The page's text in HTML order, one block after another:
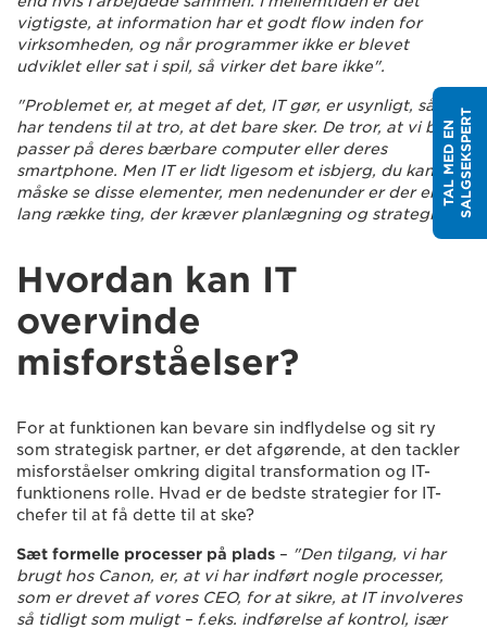
vigtigste, at information har et godt flow inden for
virksomheden, og når programmer ikke er blevet
udviklet eller sat i spil, så virker det bare ikke".
"Problemet er, at meget af det, IT gør, er usynligt, så folk
har tendens til at tro, at det bare sker. De tror, at vi bare
passer på deres bærbare computer eller deres
smartphone. Men IT er lidt ligesom et isbjerg, du kan
måske se disse elementer, men nedenunder er der en
lang række ting, der kræver planlægning og strategi".
Hvordan kan IT
overvinde
misforståelser?
For at funktionen kan bevare sin indflydelse og sit ry
som strategisk partner, er det afgørende, at den tackler
misforståelser omkring digital transformation og IT-
funktionens rolle. Hvad er de bedste strategier for IT-
chefer til at få dette til at ske?
Sæt formelle processer på plads – "Den tilgang, vi har
brugt hos Canon, er, at vi har indført nogle processer,
som er drevet af vores CEO, for at sikre, at IT involveres
så tidligt som muligt – f.eks. indførelse af kontrol, især
T
A
L
M
E
D
E
N
S
A
L
G
S
E
K
S
P
E
RT